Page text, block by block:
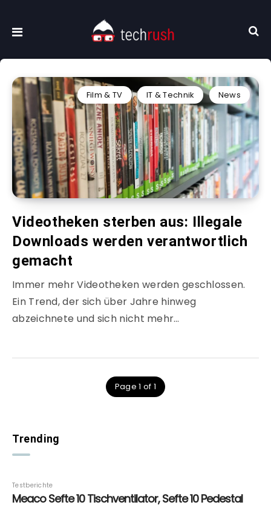
Film & TV IT & Technik News
Videotheken sterben aus: Illegale
Downloads werden verantwortlich
gemacht
Immer mehr Videotheken werden geschlossen.
Ein Trend, der sich über Jahre hinweg
abzeichnete und sich nicht mehr…
Page 1 of 1
Trending